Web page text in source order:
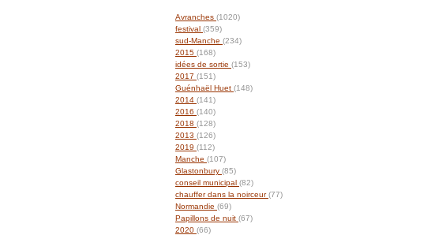
Avranches (1020)
festival (359)
sud-Manche (234)
2015 (168)
idées de sortie (153)
2017 (151)
Guénhaël Huet (148)
2014 (141)
2016 (140)
2018 (128)
2013 (126)
2019 (112)
Manche (107)
Glastonbury (85)
conseil municipal (82)
chauffer dans la noirceur(77)
Normandie (69)
Papillons de nuit (67)
2020 (66)